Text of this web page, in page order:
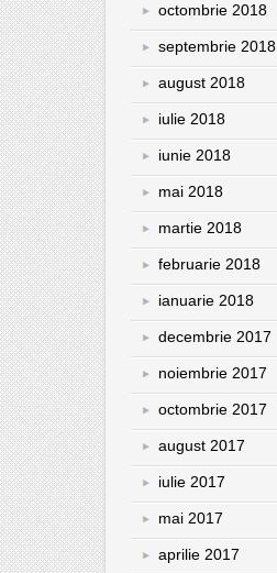
octombrie 2018
septembrie 2018
august 2018
iulie 2018
iunie 2018
mai 2018
martie 2018
februarie 2018
ianuarie 2018
decembrie 2017
noiembrie 2017
octombrie 2017
august 2017
iulie 2017
mai 2017
aprilie 2017